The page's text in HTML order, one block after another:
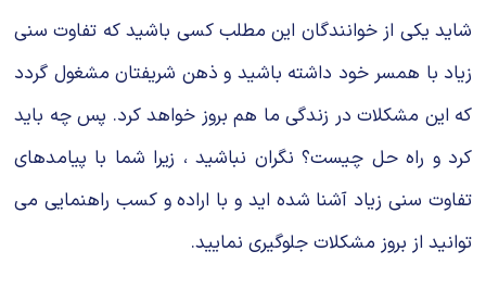
شاید یكی از خوانندگان این مطلب کسی باشید كه تفاوت سنی
زیاد با همسر خود داشته باشید و ذهن شریفتان مشغول گردد
كه این مشكلات در زندگی ما هم بروز خواهد كرد. پس چه باید
كرد و راه حل چیست؟ نگران نباشید ، زیرا شما با پیامدهای
تفاوت سنی زیاد آشنا شده اید و با اراده و كسب راهنمایی می
توانید از بروز مشكلات جلوگیری نمایید.